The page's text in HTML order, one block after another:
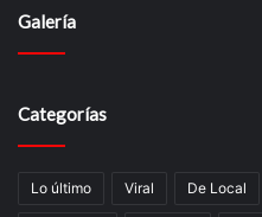
Galería
Categorías
Lo último Viral De Local